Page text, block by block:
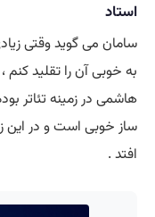
استاد
سامان می گوید وقتی
به خوبی آن را تقلید کنم
هاشمی در زمینه تئاتر
ساز خوبی است و در این
افتد .